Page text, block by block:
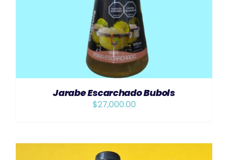
Jarabe Escarchado Bubols
$27,000.00